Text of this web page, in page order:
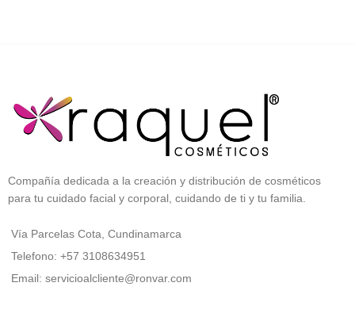
Compañía dedicada a la creación y distribución de cosméticos
para tu cuidado facial y corporal, cuidando de ti y tu familia.
Vía Parcelas Cota, Cundinamarca
Telefono: +57 3108634951
Email: servicioalcliente@ronvar.com